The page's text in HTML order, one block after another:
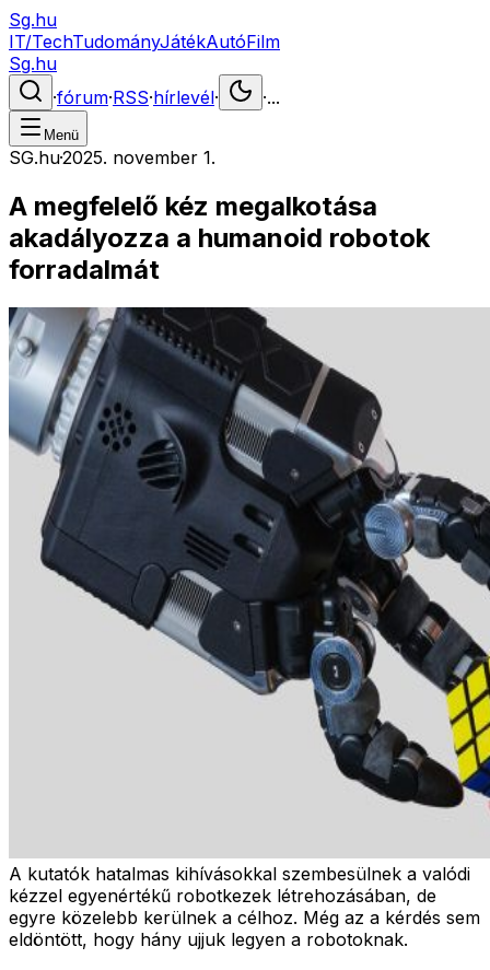
Sg.hu
IT/TechTudományJátékAutóFilm
Sg.hu
·fórum·RSS·hírlevél· ·...
Menü
SG.hu·2025. november 1.
A megfelelő kéz megalkotása
akadályozza a humanoid robotok
forradalmát
A kutatók hatalmas kihívásokkal szembesülnek a valódi
kézzel egyenértékű robotkezek létrehozásában, de
egyre közelebb kerülnek a célhoz. Még az a kérdés sem
eldöntött, hogy hány ujjuk legyen a robotoknak.